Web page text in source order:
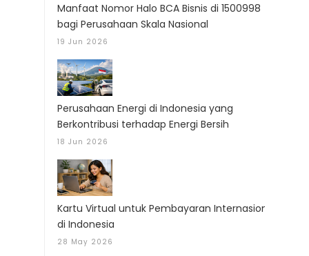
Manfaat Nomor Halo BCA Bisnis di 1500998
bagi Perusahaan Skala Nasional
19 Jun 2026
Perusahaan Energi di Indonesia yang
Berkontribusi terhadap Energi Bersih
18 Jun 2026
Kartu Virtual untuk Pembayaran Internasional
di Indonesia
28 May 2026